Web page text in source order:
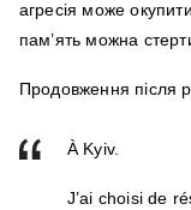
агресія може
пам’ять можна
Продовження після
À Kyiv.
J’ai choisi de